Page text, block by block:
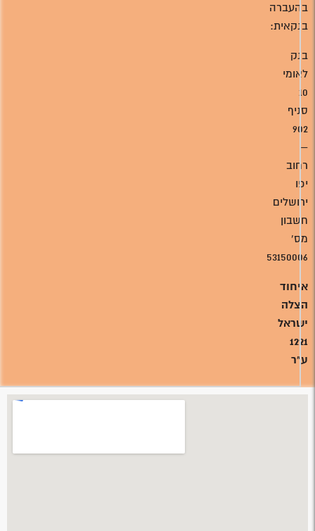
בהעברה
בנקאית:
בנק
לאומי
10
סניף
902
–
רחוב
יפו
ירושלים
חשבון
מס'
53150006
איחוד
הצלה
ישראל
1221
ע"ר